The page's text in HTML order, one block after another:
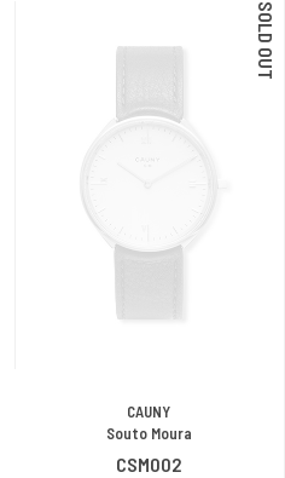
SOLD OUT
CAUNY
Souto Moura
CSM002